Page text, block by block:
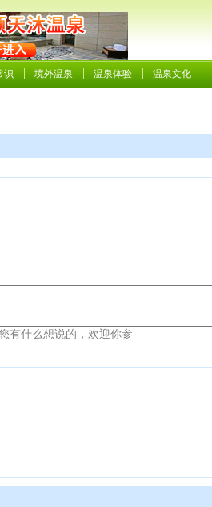
识 境外温泉 温泉体验 温泉文化
有什么想说的，欢迎你参